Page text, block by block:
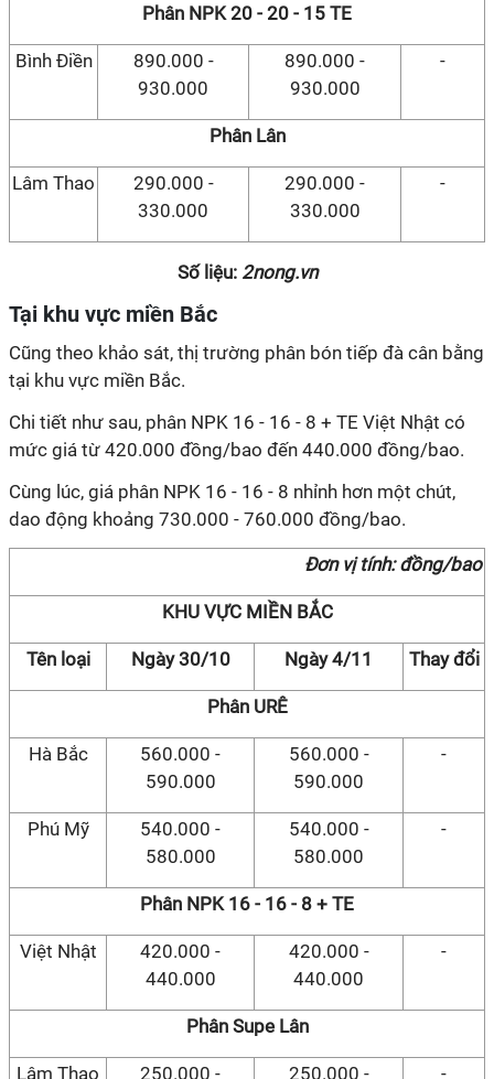
Phân NPK 20 - 20 - 15 TE
Bình Điền
890.000 -
930.000
890.000 -
930.000
-
Phân Lân
Lâm Thao
290.000 -
330.000
290.000 -
330.000
-
Số liệu: 2nong.vn
Tại khu vực miền Bắc
Cũng theo khảo sát, thị trường phân bón tiếp đà cân bằng
tại khu vực miền Bắc.
Chi tiết như sau, phân NPK 16 - 16 - 8 + TE Việt Nhật có
mức giá từ 420.000 đồng/bao đến 440.000 đồng/bao.
Cùng lúc, giá phân NPK 16 - 16 - 8 nhỉnh hơn một chút,
dao động khoảng 730.000 - 760.000 đồng/bao.
Đơn vị tính: đồng/bao
KHU VỰC MIỀN BẮC
Tên loại Ngày 30/10 Ngày 4/11 Thay đổi
Phân URÊ
Hà Bắc
560.000 -
590.000
560.000 -
590.000
-
Phú Mỹ
540.000 -
580.000
540.000 -
580.000
-
Phân NPK 16 - 16 - 8 + TE
Việt Nhật
420.000 -
440.000
420.000 -
440.000
-
Phân Supe Lân
Lâm Thao 250.000 - 250.000 - -